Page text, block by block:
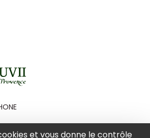
et vous donne le contrôle